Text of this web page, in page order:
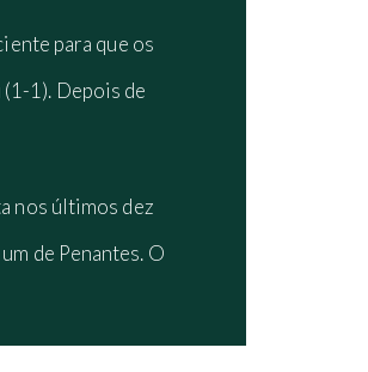
para que os
(1-1). Depois de
nos últimos dez
de Penantes. O